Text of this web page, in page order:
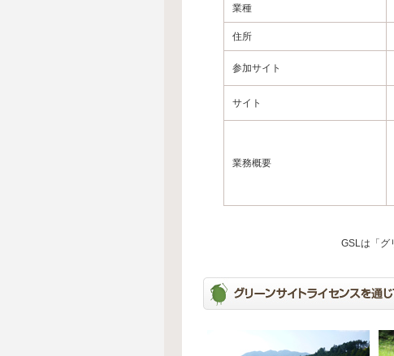
業種
住所
参加サイト
サイト
業務概要
GSLは「グ